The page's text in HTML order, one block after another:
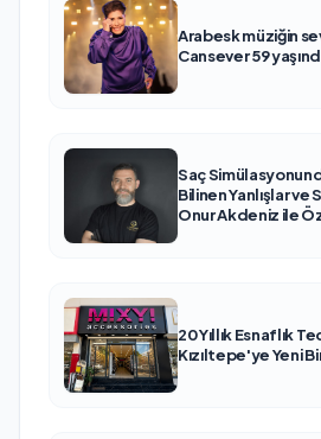
Arabesk müziğin
Cansever 59
Saç
Bilinen Yanlışlar
Onur Akdeniz ile
20 Yıllık Esnaflık
Kızıltepe'ye Yeni